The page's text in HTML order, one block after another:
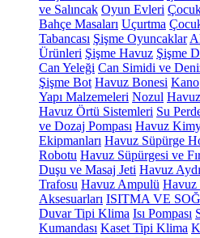
ve Salıncak Oyun Evleri
Bahçe Masaları Uçurtma
Tabancası Şişme Oyuncaklar
Ürünleri Şişme Havuz Şişme
Can Yeleği Can Simidi ve
Şişme Bot Havuz Bonesi Kano
Yapı Malzemeleri Nozul
Havuz Örtü Sistemleri Su
ve Dozaj Pompası Havuz
Ekipmanları Havuz Süpürge
Robotu Havuz Süpürgesi ve
Duşu ve Masaj Jeti Havuz
Trafosu Havuz Ampulü Havuz
Aksesuarları ISITMA VE
Duvar Tipi Klima Isı Pompası
Kumandası Kaset Tipi Klima